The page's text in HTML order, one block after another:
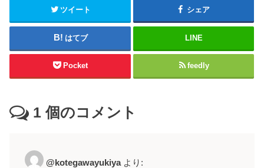
ツイート シェア
はてブ LINE
Pocket feedly
1 個のコメント
@kotegawayukiya より: